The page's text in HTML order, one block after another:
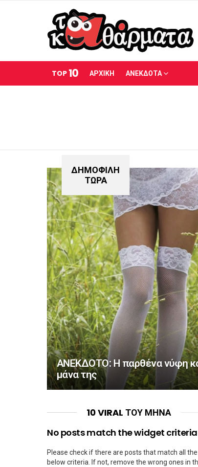
TOP 10 ΑΡΧΙΚΗ ΑΝΕΚΔΟΤΑ
ΔΗΜΟΦΙΛΗ
ΤΩΡΑ
ΑΝΕΚΔΟΤΟ: Η παρθένα νύφη
μάνα της
10 VIRAL ΤΟΥ ΜΗΝΑ
No posts match the widget criteria
Please check if there are posts that match all the
below criteria. If not, remove the wrong ones in